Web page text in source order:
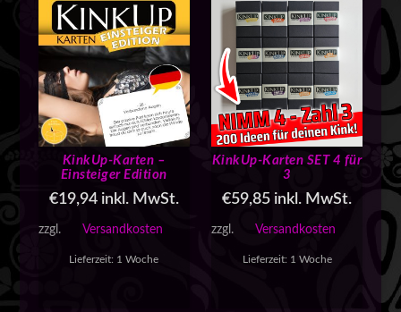
k
t
u
a
l
i
t
ä
t
o
i
KinkUp-Karten –
Einsteiger Edition
€19,94 inkl. MwSt.
zzgl. Versandkosten
Lieferzeit: 1 Woche
KinkUp-Karten SET 4 für
3
€59,85 inkl. MwSt.
zzgl. Versandkosten
Lieferzeit: 1 Woche